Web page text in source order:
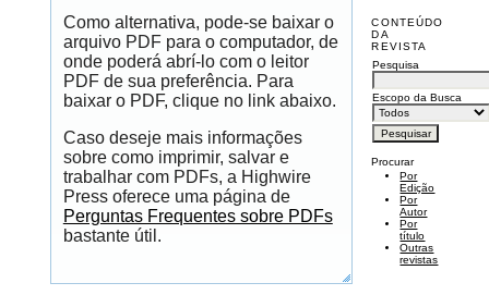
CONTEÚDO
DA
REVISTA
Pesquisa
Escopo da Busca
Procurar
Por
Edição
Por
Autor
Por
título
Outras
revistas
Como alternativa, pode-se baixar o
arquivo PDF para o computador, de
onde poderá abrí-lo com o leitor
PDF de sua preferência. Para
baixar o PDF, clique no link abaixo.
Caso deseje mais informações
sobre como imprimir, salvar e
trabalhar com PDFs, a Highwire
Press oferece uma página de
Perguntas Frequentes sobre PDFs
bastante útil.